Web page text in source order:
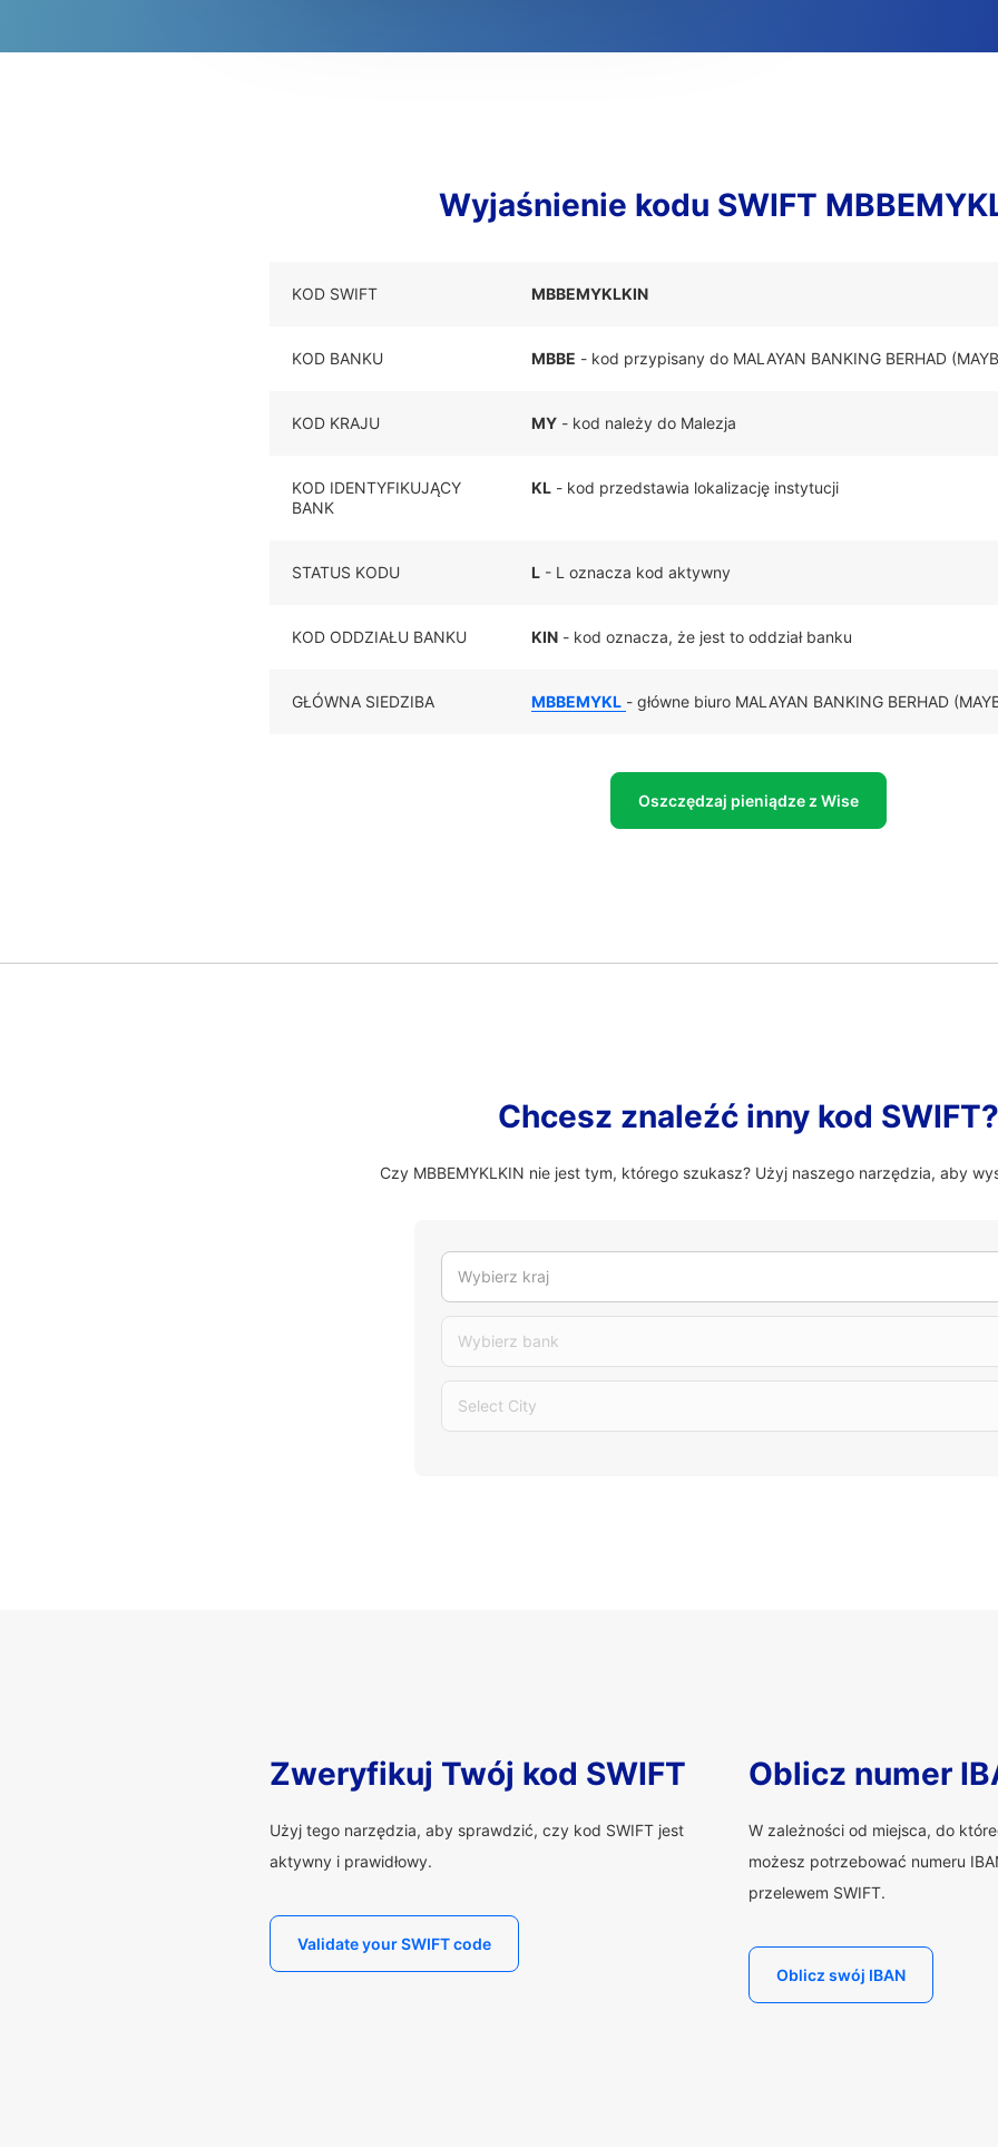
Wyjaśnienie kodu SWIFT
KOD SWIFT MBBEMYKLKIN
KOD BANKU MBBE - kod przypisany do MALAYAN BANKING BERHAD
KOD KRAJU MY - kod należy do Malezja
KOD IDENTYFIKUJĄCY
BANK
KL - kod przedstawia lokalizację instytucji
STATUS KODU L - L oznacza kod aktywny
KOD ODDZIAŁU BANKU KIN - kod oznacza, że jest to oddział banku
GŁÓWNA SIEDZIBA MBBEMYKL - główne biuro MALAYAN BANKING BERHAD
Oszczędzaj pieniądze z Wise
Chcesz znaleźć inny kod SWIFT?
Czy MBBEMYKLKIN nie jest tym, którego szukasz? Użyj naszego narzędzia, aby
Wybierz kraj
Wybierz bank
Select City
Zweryfikuj Twój kod SWIFT
Użyj tego narzędzia, aby sprawdzić, czy kod SWIFT jest
aktywny i prawidłowy.
Validate your SWIFT code
Oblicz numer
W zależności od miejsca, do
możesz potrzebować numeru
przelewem SWIFT.
Oblicz swój IBAN